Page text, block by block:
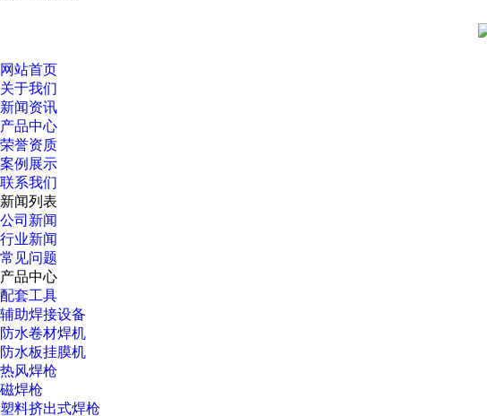
网站首页
关于我们
新闻资讯
产品中心
荣誉资质
案例展示
联系我们
新闻列表
公司新闻
行业新闻
常见问题
产品中心
配套工具
辅助焊接设备
防水卷材焊机
防水板挂膜机
热风焊枪
磁焊枪
塑料挤出式焊枪